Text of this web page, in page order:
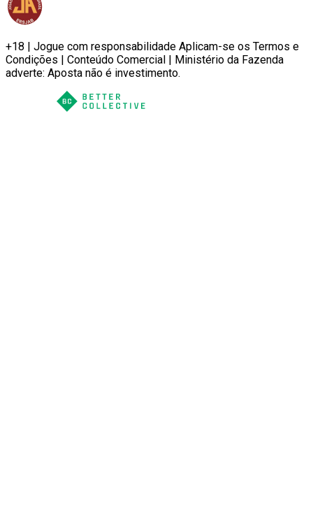
+18 | Jogue com responsabilidade Aplicam-se os Termos e
Condições | Conteúdo Comercial | Ministério da Fazenda
adverte: Aposta não é investimento.